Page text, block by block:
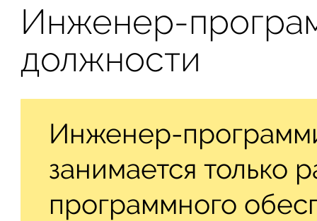
Инженер-
должности
Инженер-
занимается только
программного